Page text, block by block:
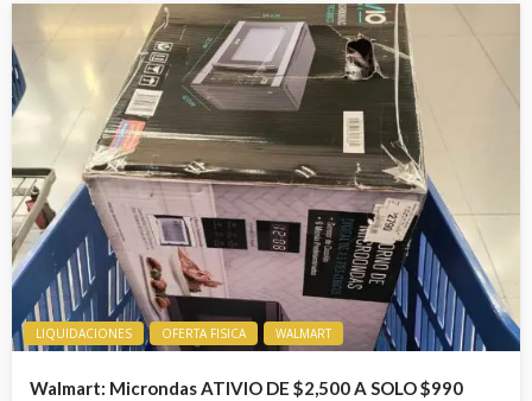
LIQUIDACIONES OFERTA FISICA WALMART
Walmart: Microndas ATIVIO DE $2,500 A SOLO $990